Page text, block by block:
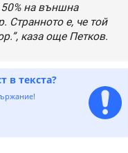
на външна
Странното е, че той
каза още Петков.
в текста?